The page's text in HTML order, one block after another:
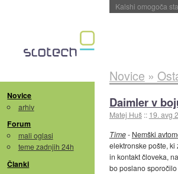
Sandisk že prodal
Novice
arhiv
Forum
mali oglasi
teme zadnjih 24h
Članki
Novice »
Daimler v
Matej Huš :: 19. avg
Time- Nemški
elektronske pošte,
in kontakt človeka,
bo poslano